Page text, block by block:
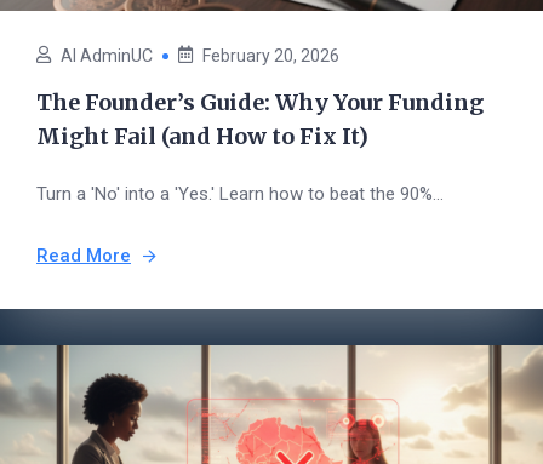
AI AdminUC February 20, 2026
The Founder’s Guide: Why Your Funding
Might Fail (and How to Fix It)
Turn a 'No' into a 'Yes.' Learn how to beat the 90%...
Read More